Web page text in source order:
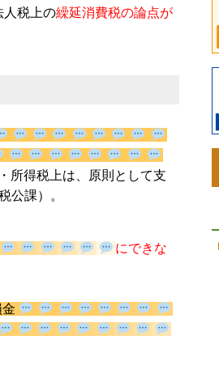
当し、法人税上の繰延消費税
人税・所得税上は、原則と
ます（租税公課）。
にでき
金